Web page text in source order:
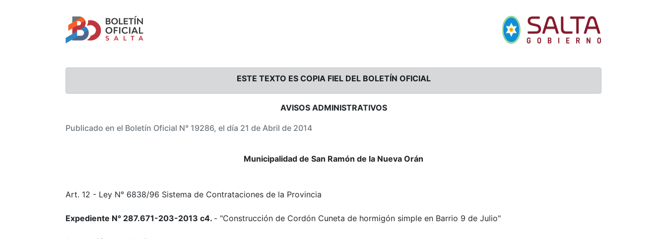
ESTE TEXTO ES COPIA FIEL DEL BOLETÍN OFICIAL
AVISOS ADMINISTRATIVOS
Publicado en el Boletín Oficial N° 19286, el día 21 de Abril de 2014
Municipalidad de San Ramón de la Nueva Orán
Art. 12 - Ley N° 6838/96 Sistema de Contrataciones de la Provincia
Expediente N° 287.671-203-2013 c4. - "Construcción de Cordón Cuneta de hormigón simple en Barrio 9 de Julio"